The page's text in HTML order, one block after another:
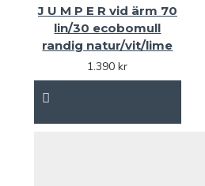
J U M P E R vid ärm 70
lin/30 ecobomull
randig natur/vit/lime
1.390 kr